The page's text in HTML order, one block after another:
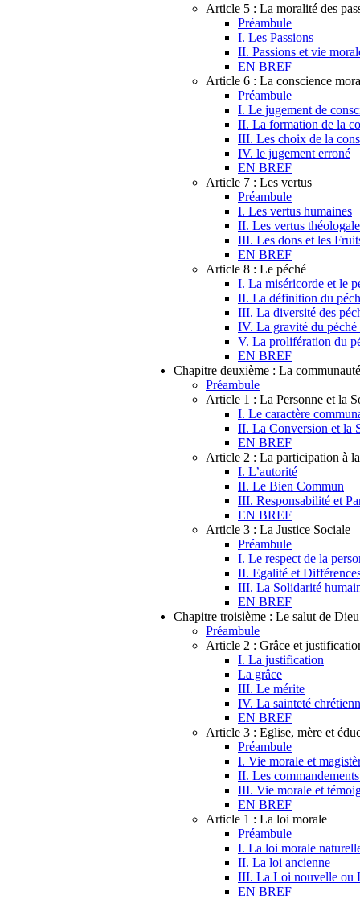
Article 5 : La moralité des
Préambule
I. Les Passions
II. Passions et vie
EN BREF
Article 6 : La conscience
Préambule
I. Le jugement de
II. La formation de la
III. Les choix de la
IV. le jugement erroné
EN BREF
Article 7 : Les vertus
Préambule
I. Les vertus humaines
II. Les vertus
III. Les dons et les
EN BREF
Article 8 : Le péché
I. La miséricorde et le
II. La définition du
III. La diversité des
IV. La gravité du
V. La prolifération du
EN BREF
Chapitre deuxième : La
Préambule
Article 1 : La Personne et la
I. Le caractère
II. La Conversion et la
EN BREF
Article 2 : La participation à
I. L’autorité
II. Le Bien Commun
III. Responsabilité et
EN BREF
Article 3 : La Justice Sociale
Préambule
I. Le respect de la
II. Egalité et
III. La Solidarité
EN BREF
Chapitre troisième : Le salut de
Préambule
Article 2 : Grâce et
I. La justification
La grâce
III. Le mérite
IV. La sainteté
EN BREF
Article 3 : Eglise, mère et
Préambule
I. Vie morale et
II. Les
III. Vie morale et
EN BREF
Article 1 : La loi morale
Préambule
I. La loi morale
II. La loi ancienne
III. La Loi nouvelle ou
EN BREF